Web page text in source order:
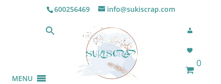
600256469 info@sukiscrap.com
0
MENU